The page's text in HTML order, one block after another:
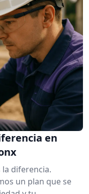
en
diferencia.
un plan que se